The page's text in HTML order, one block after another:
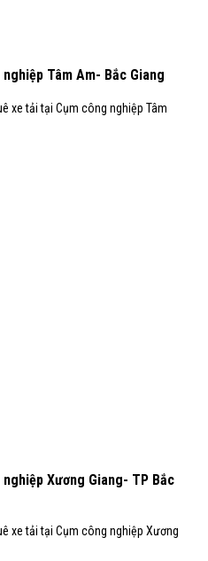
Tâm Am- Bắc Giang
xe tải tại Cụm công nghiệp Tâm
Xương Giang- TP Bắc
xe tải tại Cụm công nghiệp Xương